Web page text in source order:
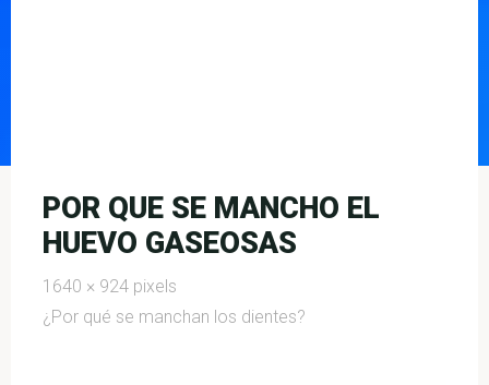
POR QUE SE MANCHO EL
HUEVO GASEOSAS
Full
size
1640 × 924 pixels
¿Por qué se manchan los dientes?